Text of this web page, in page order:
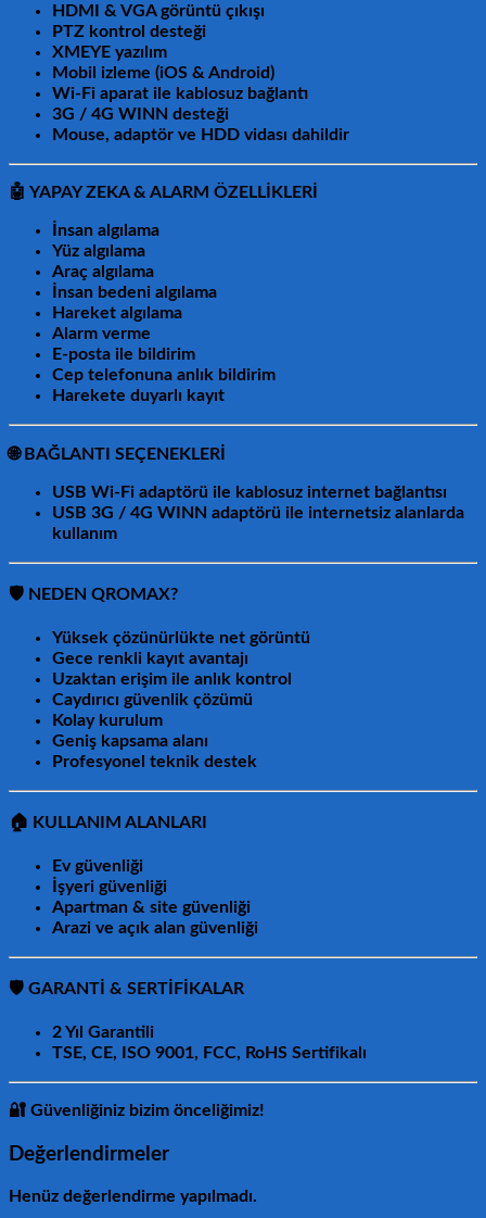
HDMI & VGA görüntü çıkışı
PTZ kontrol desteği
XMEYE yazılım
Mobil izleme (iOS & Android)
Wi-Fi aparat ile kablosuz bağlantı
3G / 4G WINN desteği
Mouse, adaptör ve HDD vidası dahildir
🤖 YAPAY ZEKA & ALARM ÖZELLİKLERİ
İnsan algılama
Yüz algılama
Araç algılama
İnsan bedeni algılama
Hareket algılama
Alarm verme
E-posta ile bildirim
Cep telefonuna anlık bildirim
Harekete duyarlı kayıt
🌐 BAĞLANTI SEÇENEKLERİ
USB Wi-Fi adaptörü ile kablosuz internet bağlantısı
USB 3G / 4G WINN adaptörü ile internetsiz alanlarda
kullanım
🛡️ NEDEN QROMAX?
Yüksek çözünürlükte net görüntü
Gece renkli kayıt avantajı
Uzaktan erişim ile anlık kontrol
Caydırıcı güvenlik çözümü
Kolay kurulum
Geniş kapsama alanı
Profesyonel teknik destek
🏠 KULLANIM ALANLARI
Ev güvenliği
İşyeri güvenliği
Apartman & site güvenliği
Arazi ve açık alan güvenliği
🛡️ GARANTİ & SERTİFİKALAR
2 Yıl Garantili
TSE, CE, ISO 9001, FCC, RoHS Sertifikalı
🔐 Güvenliğiniz bizim önceliğimiz!
Değerlendirmeler
Henüz değerlendirme yapılmadı.